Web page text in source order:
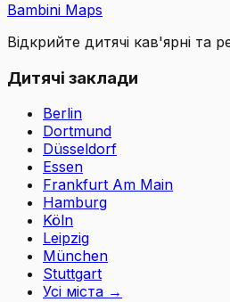
Bambini Maps
Відкрийте дитячі кав'ярні та
Дитячі заклади
Berlin
Dortmund
Düsseldorf
Essen
Frankfurt Am Main
Hamburg
Köln
Leipzig
München
Stuttgart
Усі міста →